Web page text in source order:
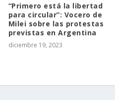
“Primero está la libertad
para circular”: Vocero de
Milei sobre las protestas
previstas en Argentina
diciembre 19, 2023